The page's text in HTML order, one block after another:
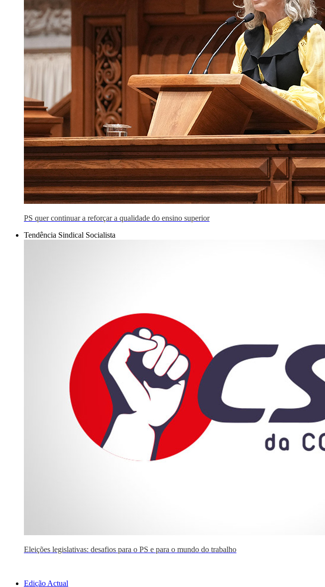
PS quer continuar a reforçar a qualidade do ensino superior
Tendência Sindical Socialista
Eleições legislativas: desafios para o PS e para o mundo do trabalho
Edição Actual